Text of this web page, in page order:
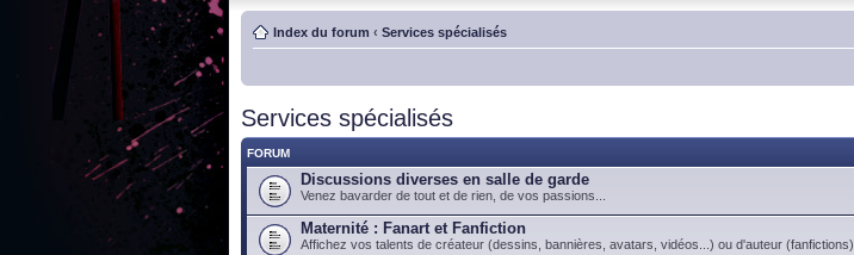
Index du forum ‹ Services spécialisés
Services spécialisés
FORUM
Discussions diverses en salle de garde
Venez bavarder de tout et de rien, de vos passions...
Maternité : Fanart et Fanfiction
Affichez vos talents de créateur (dessins, bannières, avatars, vidéos...) ou d'auteur (fanfictions)